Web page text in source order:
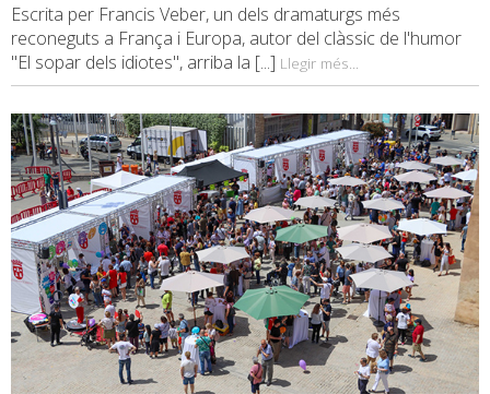
Escrita per Francis Veber, un dels dramaturgs més
reconeguts a França i Europa, autor del clàssic de l'humor
"El sopar dels idiotes", arriba la [...] Llegir més...